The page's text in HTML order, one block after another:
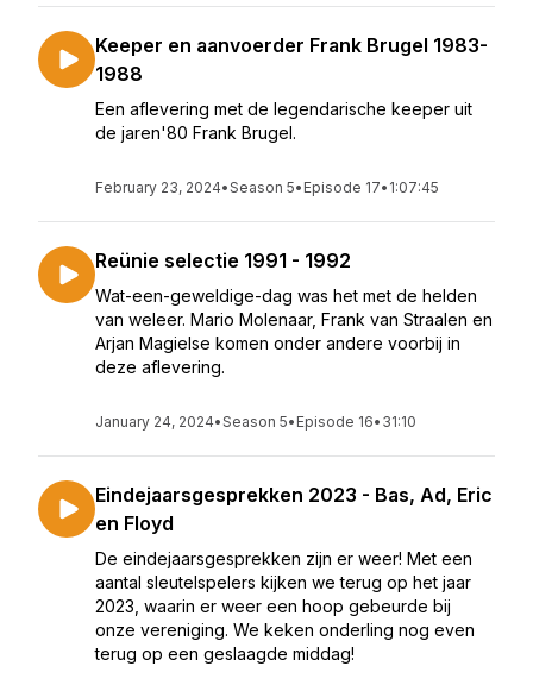
Keeper en aanvoerder Frank Brugel 1983-
1988
Een aflevering met de legendarische keeper uit
de jaren'80 Frank Brugel.
February 23, 2024•Season 5• Episode 17• 1:07:45
Reünie selectie 1991 - 1992
Wat-een-geweldige-dag was het met de helden
van weleer. Mario Molenaar, Frank van Straalen en
Arjan Magielse komen onder andere voorbij in
deze aflevering.
January 24, 2024•Season 5• Episode 16• 31:10
Eindejaarsgesprekken 2023 - Bas, Ad, Eric
en Floyd
De eindejaarsgesprekken zijn er weer! Met een
aantal sleutelspelers kijken we terug op het jaar
2023, waarin er weer een hoop gebeurde bij
onze vereniging. We keken onderling nog even
terug op een geslaagde middag!